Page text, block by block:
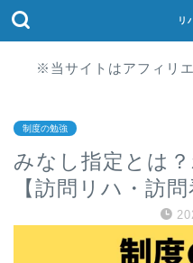
リ
※当サイトはアフィリ
制度の勉強
みなし指定とは
【訪問リハ・訪問